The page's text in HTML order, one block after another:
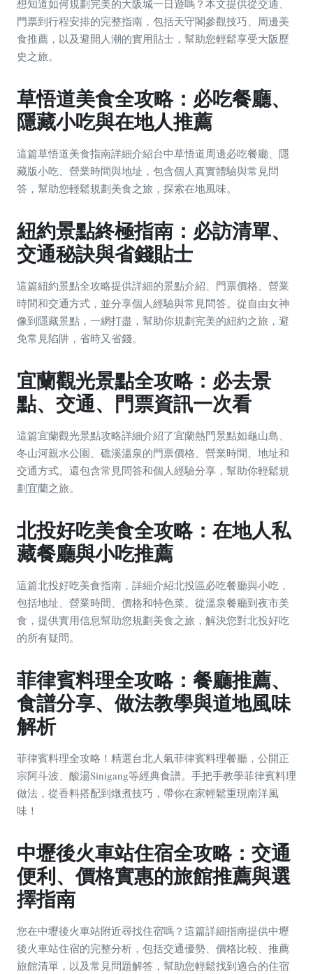
想知道如何規劃完美的大阪城一日遊嗎？本文提供從交通、
門票到行程安排的完整指南，包括天守閣參觀技巧、周邊美
食推薦，以及避開人潮的實用貼士，幫助您輕鬆享受大阪歷
史之旅。
草悟道美食全攻略：必吃餐廳、
隱藏小吃與在地人推薦
這篇草悟道美食指南詳細介紹台中草悟道周邊必吃餐廳、隱
藏版小吃、營業時間與地址，包含個人真實體驗與常見問
答，幫助您輕鬆規劃美食之旅，探索在地風味。
紐約景點終極指南：必訪清單、
交通秘訣與省錢貼士
這篇紐約景點全攻略提供詳細的景點介紹、門票價格、營業
時間和交通方式，並分享個人經驗與常見問答。從自由女神
像到隱藏景點，一網打盡，幫助你規劃完美的紐約之旅，避
免常見陷阱，省時又省錢。
宜蘭觀光景點全攻略：必去景
點、交通、門票資訊一次看
這篇宜蘭觀光景點攻略詳細介紹了宜蘭熱門景點如龜山島、
冬山河親水公園、礁溪溫泉的門票價格、營業時間、地址和
交通方式。還包含常見問答和個人經驗分享，幫助你輕鬆規
劃宜蘭之旅。
北投好吃美食全攻略：在地人私
藏餐廳與小吃推薦
這篇北投好吃美食指南，詳細介紹北投區必吃餐廳與小吃，
包括地址、營業時間、價格和特色菜。從溫泉餐廳到夜市美
食，提供實用信息幫助您規劃美食之旅，解決您對北投好吃
的所有疑問。
菲律賓料理全攻略：餐廳推薦、
食譜分享、做法教學與道地風味
解析
菲律賓料理全攻略！精選台北人氣菲律賓料理餐廳，公開正
宗阿斗波、酸湯Sinigang等經典食譜。手把手教學菲律賓料理
做法，從香料搭配到燉煮技巧，帶你在家輕鬆重現南洋風
味！
中壢後火車站住宿全攻略：交通
便利、價格實惠的旅館推薦與選
擇指南
您在中壢後火車站附近尋找住宿嗎？這篇詳細指南提供中壢
後火車站住宿的完整分析，包括交通優勢、價格比較、推薦
旅館清單，以及常見問題解答，幫助您輕鬆找到適合的住宿